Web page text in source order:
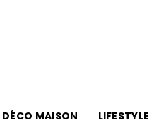
DÉCO MAISON LIFESTYLE